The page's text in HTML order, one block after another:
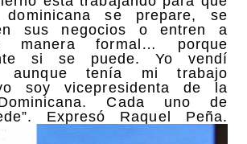
dominicana se prepare, se
sus negocios o entren a
manera formal… porque
si se puede. Yo vendí
aunque tenía mi trabajo
soy vicepresidenta de la
Cada uno de
Expresó Raquel Peña.